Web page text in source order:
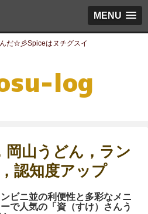
MENU
だ☆彡Spiceはヌチグスイ
岡山うどん，ラン
認知度アップ
ンビニ並の利便性と多彩なメニ
で人気の「資（すけ）さんう